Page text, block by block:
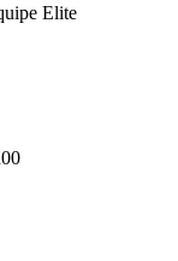
Elite